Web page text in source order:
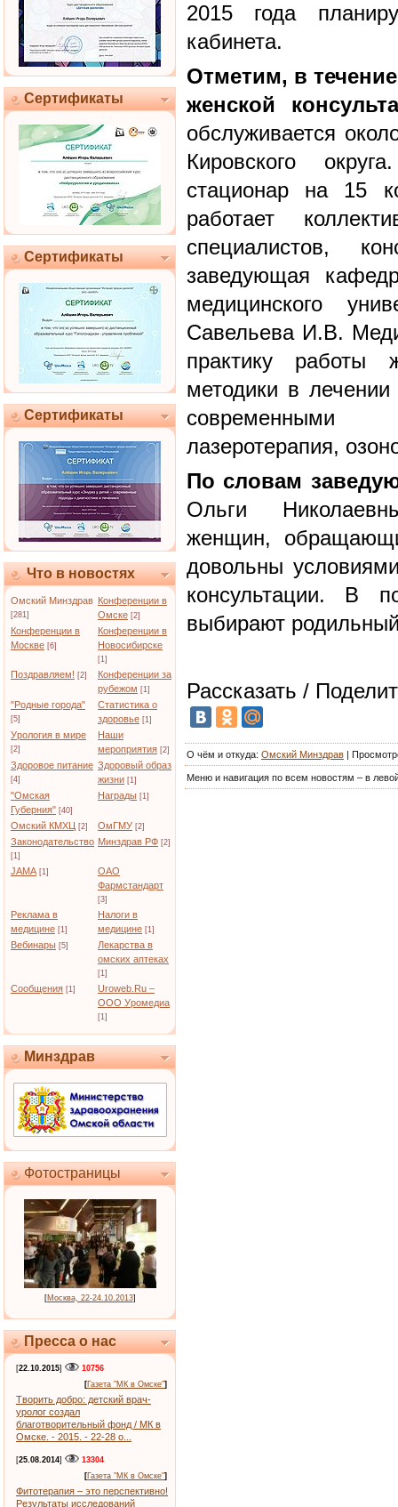
Сертификаты
Сертификаты
Сертификаты
Что в новостях
Омский Минздрав
[281]
Конференции в
Омске [2]
Конференции в
Москве [6]
Конференции в
Новосибирске
[1]
Поздравляем! [2]
Конференции за
рубежом [1]
"Родные города"
[5]
Статистика о
здоровье [1]
Урология в мире
[2]
Наши
мероприятия [2]
Здоровое питание
[4]
Здоровый образ
жизни [1]
"Омская
Губерния" [40]
Награды [1]
Омский КМХЦ [2] ОмГМУ [2]
Законодательство
[1]
Минздрав РФ [2]
JAMA [1]
ОАО
Фармстандарт
[3]
Реклама в
медицине [1]
Налоги в
медицине [1]
Вебинары [5]
Лекарства в
омских аптеках
[1]
Сообщения [1]
Uroweb.Ru –
ООО Уромедиа
[1]
Минздрав
Фотостраницы
[Москва, 22-24.10.2013]
Пресса о нас
[22.10.2015]
10756
[Газета "МК в Омске"]
Творить добро: детский врач-
уролог создал
благотворительный фонд / МК в
Омске. - 2015. - 22-28 о...
[25.08.2014]
13304
[Газета "МК в Омске"]
Фитотерапия – это перспективно!
Результаты исследований
2015 года
кабинета.
Отметим, в
женской
обслуживается
Кировского
стационар на 15
работает
специалистов,
заведующая
медицинского
Савельева И.В.
практику работы
методики в лечении
современными
лазеротерапия,
По словам
Ольги
женщин,
довольны
консультации. В
выбирают
Рассказать /
О чём и откуда: Омский Минздрав |
Меню и навигация по всем новостям – в